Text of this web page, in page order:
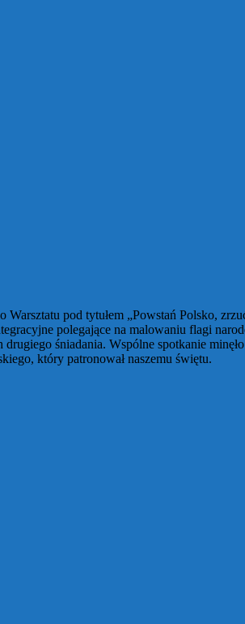
pod tytułem „Powstań Polsko,
polegające na malowaniu flagi
śniadania. Wspólne spotkanie
który patronował naszemu świętu.